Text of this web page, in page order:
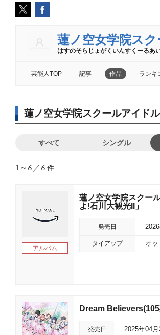
蓮ノ空女学院ス
はすのそらじょがくいんすくーるあ
芸能人TOP 記事 作品 ランキ
蓮ノ空女学院スクールアイド
すべて シングル
1～6／6 件
アルバム
蓮ノ空女学院スクー
よ!石川大観光II」
発売日
タイアップ オ
Dream
発売日 2025年04月